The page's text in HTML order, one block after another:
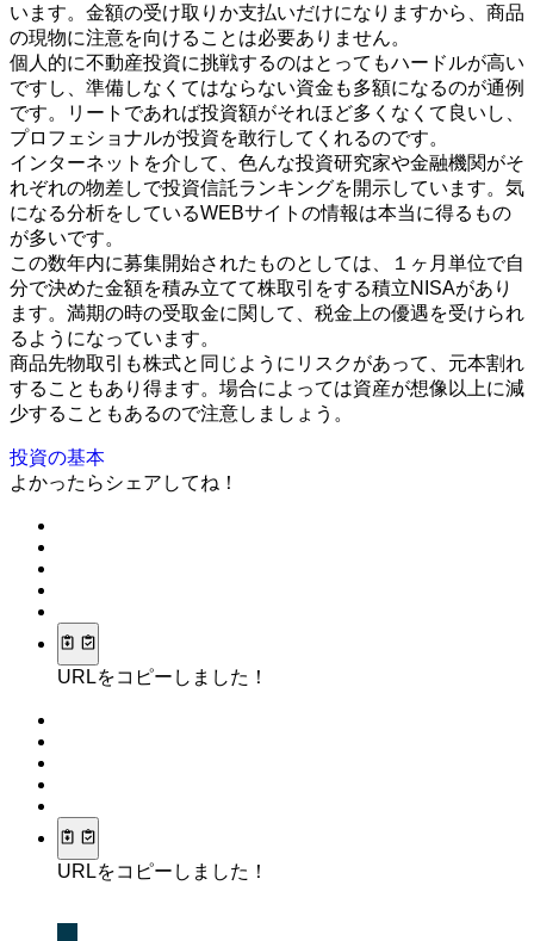
います。金額の受け取りか支払いだけになりますから、商品
の現物に注意を向けることは必要ありません。
個人的に不動産投資に挑戦するのはとってもハードルが高い
ですし、準備しなくてはならない資金も多額になるのが通例
です。リートであれば投資額がそれほど多くなくて良いし、
プロフェショナルが投資を敢行してくれるのです。
インターネットを介して、色んな投資研究家や金融機関がそ
れぞれの物差しで投資信託ランキングを開示しています。気
になる分析をしているWEBサイトの情報は本当に得るもの
が多いです。
この数年内に募集開始されたものとしては、１ヶ月単位で自
分で決めた金額を積み立てて株取引をする積立NISAがあり
ます。満期の時の受取金に関して、税金上の優遇を受けられ
るようになっています。
商品先物取引も株式と同じようにリスクがあって、元本割れ
することもあり得ます。場合によっては資産が想像以上に減
少することもあるので注意しましょう。
投資の基本
よかったらシェアしてね！
URLをコピーしました！
URLをコピーしました！